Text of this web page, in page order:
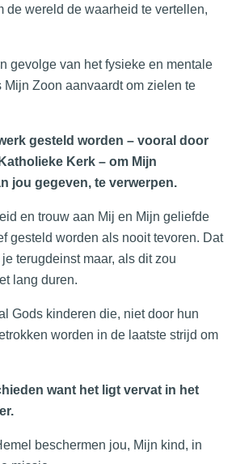
de wereld de waarheid te vertellen,
gevolge van het fysieke en mentale
Mijn Zoon aanvaardt om zielen te
gesteld worden – vooral door
Kerk – om Mijn
jou gegeven, te verwerpen.
en trouw aan Mij en Mijn geliefde
gesteld worden als nooit tevoren. Dat
terugdeinst maar, als dit zou
lang duren.
Gods kinderen die, niet door hun
worden in de laatste strijd om
want het ligt vervat in het
beschermen jou, Mijn kind, in